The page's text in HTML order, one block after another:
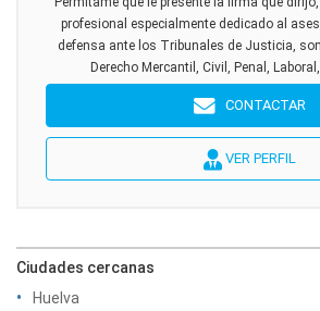
profesional especialmente dedicado al
defensa ante los Tribunales de Justicia,
Derecho Mercantil, Civil, Penal,
CONTACTAR
VER PERFIL
Ciudades cercanas
Huelva